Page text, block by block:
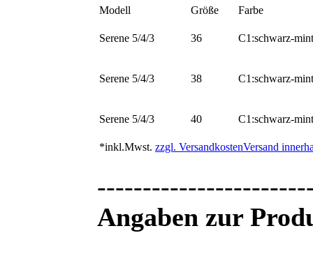
Modell Größe Farbe
Serene 5/4/3 36 C1:schwarz-mint
Serene 5/4/3 38 C1:schwarz-mint
Serene 5/4/3 40 C1:schwarz-mint
*inkl.Mwst. zzgl. VersandkostenVersand
Angaben zur